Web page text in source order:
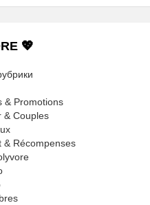
💖
& Promotions
& Couples
& Récompenses